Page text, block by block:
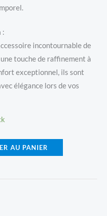
:
incontournable de
touche de raffinement à
exceptionnel, ils sont
élégance lors de vos
AU PANIER